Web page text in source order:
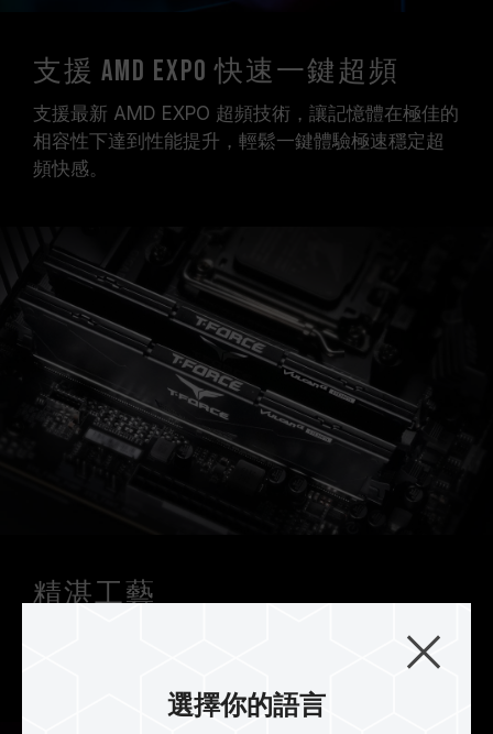
支援 AMD EXPO 快速一鍵超頻
支援最新 AMD EXPO 超頻技術，讓記憶體在極佳的
相容性下達到性能提升，輕鬆一鍵體驗極速穩定超
頻快感。
精湛工藝
VULCANα DDR5 散熱片採用鋁合金一體成形沖壓
選擇你的語言